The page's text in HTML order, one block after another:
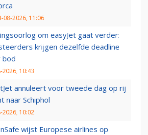
08-2026, 11:06
om easyJet gaat verder:
krijgen dezelfde deadline
bod
2026, 10:43
annuleert voor tweede dag op rij
naar Schiphol
2026, 10:02
wijst Europese airlines op